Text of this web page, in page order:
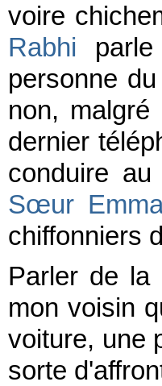
voire
Rabhi
personne
non,
dernier
conduire
Sœur
chiffonniers
Parler de la
mon voisin
voiture, une
sorte